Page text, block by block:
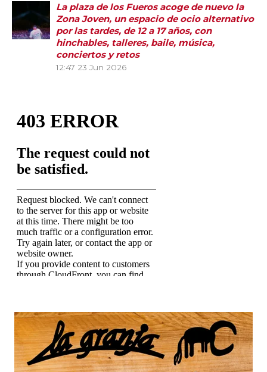
La plaza de los Fueros acoge de nuevo la
Zona Joven, un espacio de ocio alternativo
por las tardes, de 12 a 17 años, con
hinchables, talleres, baile, música,
conciertos y retos
12:47 23 Jun 2026